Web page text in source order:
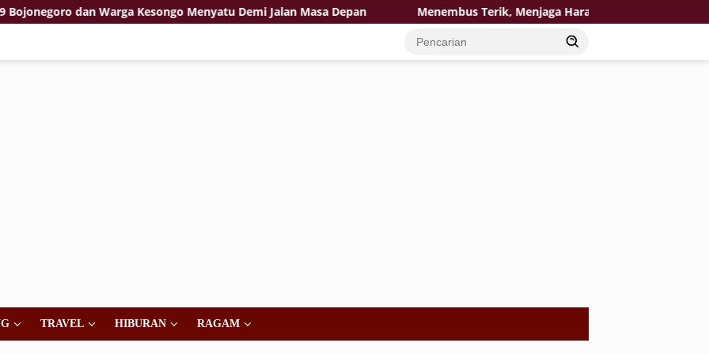
dan Warga Kesongo Menyatu Demi Jalan Masa Depan Menembus Terik, Menjaga Harapan: Satgas TMMD 129
TRAVEL HIBURAN RAGAM